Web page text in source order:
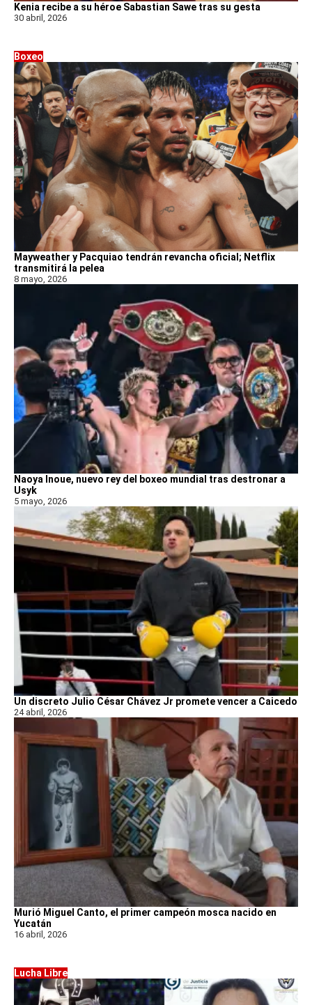
Kenia recibe a su héroe Sabastian Sawe tras su gesta
30 abril, 2026
Boxeo
Mayweather y Pacquiao tendrán revancha oficial; Netflix
transmitirá la pelea
8 mayo, 2026
Naoya Inoue, nuevo rey del boxeo mundial tras destronar a
Usyk
5 mayo, 2026
Un discreto Julio César Chávez Jr promete vencer a Caicedo
24 abril, 2026
Murió Miguel Canto, el primer campeón mosca nacido en
Yucatán
16 abril, 2026
Lucha Libre